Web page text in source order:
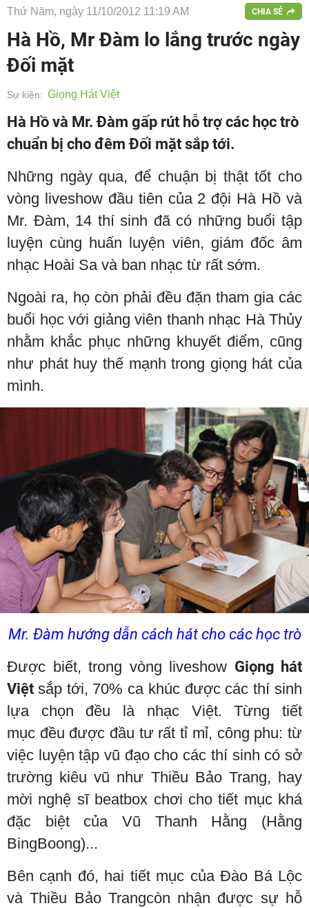
Thứ Năm, ngày 11/10/2012 11:19 AM CHIA SẺ
Hà Hồ, Mr Đàm lo lắng trước ngày
Đối mặt
Sự kiện: Giọng Hát Việt
Hà Hồ và Mr. Đàm gấp rút hỗ trợ các học trò
chuẩn bị cho đêm Đối mặt sắp tới.
Những ngày qua, để chuận bị thật tốt cho
vòng liveshow đầu tiên của 2 đội Hà Hồ và
Mr. Đàm, 14 thí sinh đã có những buổi tập
luyện cùng huấn luyện viên, giám đốc âm
nhạc Hoài Sa và ban nhạc từ rất sớm.
Ngoài ra, họ còn phải đều đặn tham gia các
buổi học với giảng viên thanh nhạc Hà Thủy
nhằm khắc phục những khuyết điểm, cũng
như phát huy thế mạnh trong giọng hát của
mình.
Mr. Đàm hướng dẫn cách hát cho các học trò
Được biết, trong vòng liveshow Giọng hát
Việt sắp tới, 70% ca khúc được các thí sinh
lựa chọn đều là nhạc Việt. Từng tiết
mục đều được đầu tư rất tỉ mỉ, công phu: từ
việc luyện tập vũ đạo cho các thí sinh có sở
trường kiêu vũ như Thiều Bảo Trang, hay
mời nghệ sĩ beatbox chơi cho tiết mục khá
đặc biệt của Vũ Thanh Hằng (Hằng
BingBoong)...
Bên cạnh đó, hai tiết mục của Đào Bá Lộc
và Thiều Bảo Trangcòn nhận được sự hỗ